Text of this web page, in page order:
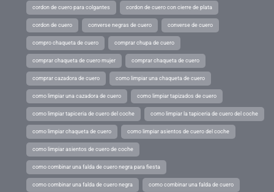
cordon de cuero para colgantes cordon de cuero con cierre de plata
cordon de cuero converse negras de cuero converse de cuero
compro chaqueta de cuero comprar chupa de cuero
comprar chaqueta de cuero mujer comprar chaqueta de cuero
comprar cazadora de cuero como limpiar una chaqueta de cuero
como limpiar una cazadora de cuero como limpiar tapizados de cuero
como limpiar tapiceria de cuero del coche como limpiar la tapiceria de cuero del coche
como limpiar chaqueta de cuero como limpiar asientos de cuero del coche
como limpiar asientos de cuero de coche
como combinar una falda de cuero negra para fiesta
como combinar una falda de cuero negra como combinar una falda de cuero